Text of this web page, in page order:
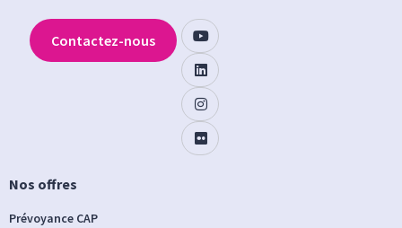
Nos offres
Prévoyance CAP
Contactez-nous